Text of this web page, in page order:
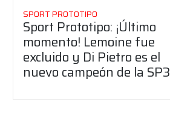
SPORT PROTOTIPO
Sport Prototipo: ¡Último
momento! Lemoine fue
excluido y Di Pietro es el
nuevo campeón de la SP3